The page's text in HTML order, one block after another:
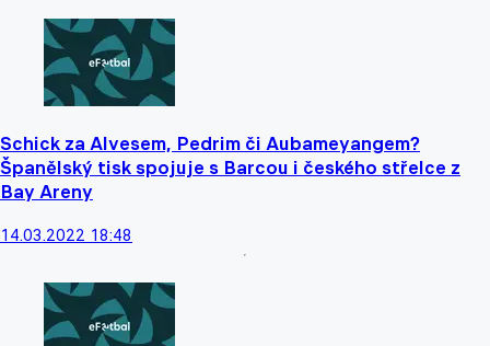
Schick za Alvesem, Pedrim či Aubameyangem?
Španělský tisk spojuje s Barcou i českého střelce z
Bay Areny
14.03.2022 18:48